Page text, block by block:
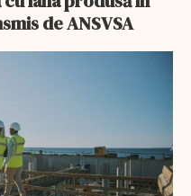
de ANSVSA